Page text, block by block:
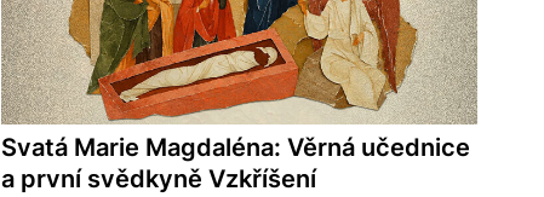
Svatá Marie Magdaléna: Věrná učednice
a první svědkyně Vzkříšení